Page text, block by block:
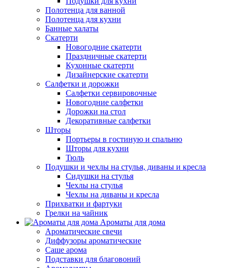
Полотенца для ванной
Полотенца для кухни
Банные халаты
Скатерти
Новогодние скатерти
Праздничные скатерти
Кухонные скатерти
Дизайнерские скатерти
Салфетки и дорожки
Салфетки сервировочные
Новогодние салфетки
Дорожки на стол
Декоративные салфетки
Шторы
Портьеры в гостиную и спальню
Шторы для кухни
Тюль
Подушки и чехлы на стулья, диваны и кресла
Сидушки на стулья
Чехлы на стулья
Чехлы на диваны и кресла
Прихватки и фартуки
Грелки на чайник
Ароматы для дома
Ароматические свечи
Диффузоры ароматические
Саше арома
Подставки для благовоний